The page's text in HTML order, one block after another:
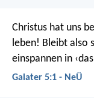
Christus hat uns
leben! Bleibt also
einspannen in
Galater 5:1 - NeÜ